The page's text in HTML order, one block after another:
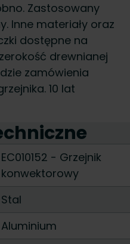
Zastosowany
Inne materiały oraz
dostępne na
drewnianej
zamówienia
10 lat
EC010152 - Grzejnik
konwektorowy
Stal
Aluminium